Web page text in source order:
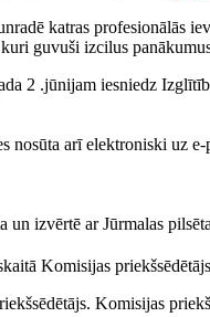
katras profesionālās
guvuši izcilus
2 .jūnijam iesniedz
nosūta arī elektroniski uz
un izvērtē ar Jūrmalas
Komisijas
Komisijas